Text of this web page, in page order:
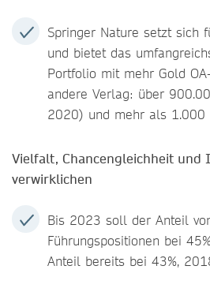
Springer Nature setzt sich
und bietet das
Portfolio mit mehr Gold
andere Verlag: über
2020) und mehr als 1.000
Vielfalt, Chancengleichheit und
verwirklichen
Bis 2023 soll der Anteil
Führungspositionen bei
Anteil bereits bei 43%,